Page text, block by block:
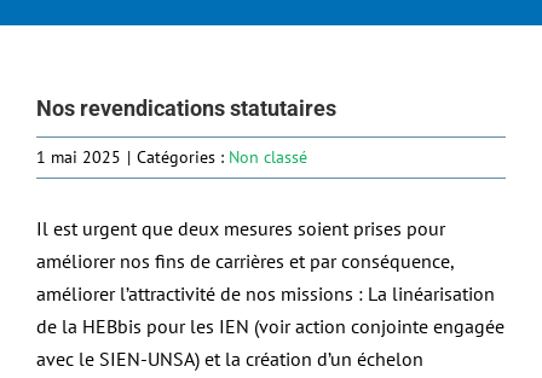
Nos revendications statutaires
1 mai 2025 | Catégories : Non classé
Il est urgent que deux mesures soient prises pour
améliorer nos fins de carrières et par conséquence,
améliorer l’attractivité de nos missions : La linéarisation
de la HEBbis pour les IEN (voir action conjointe engagée
avec le SIEN-UNSA) et la création d’un échelon